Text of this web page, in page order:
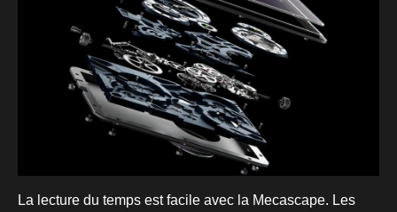
La lecture du temps est facile avec la Mecascape. Les